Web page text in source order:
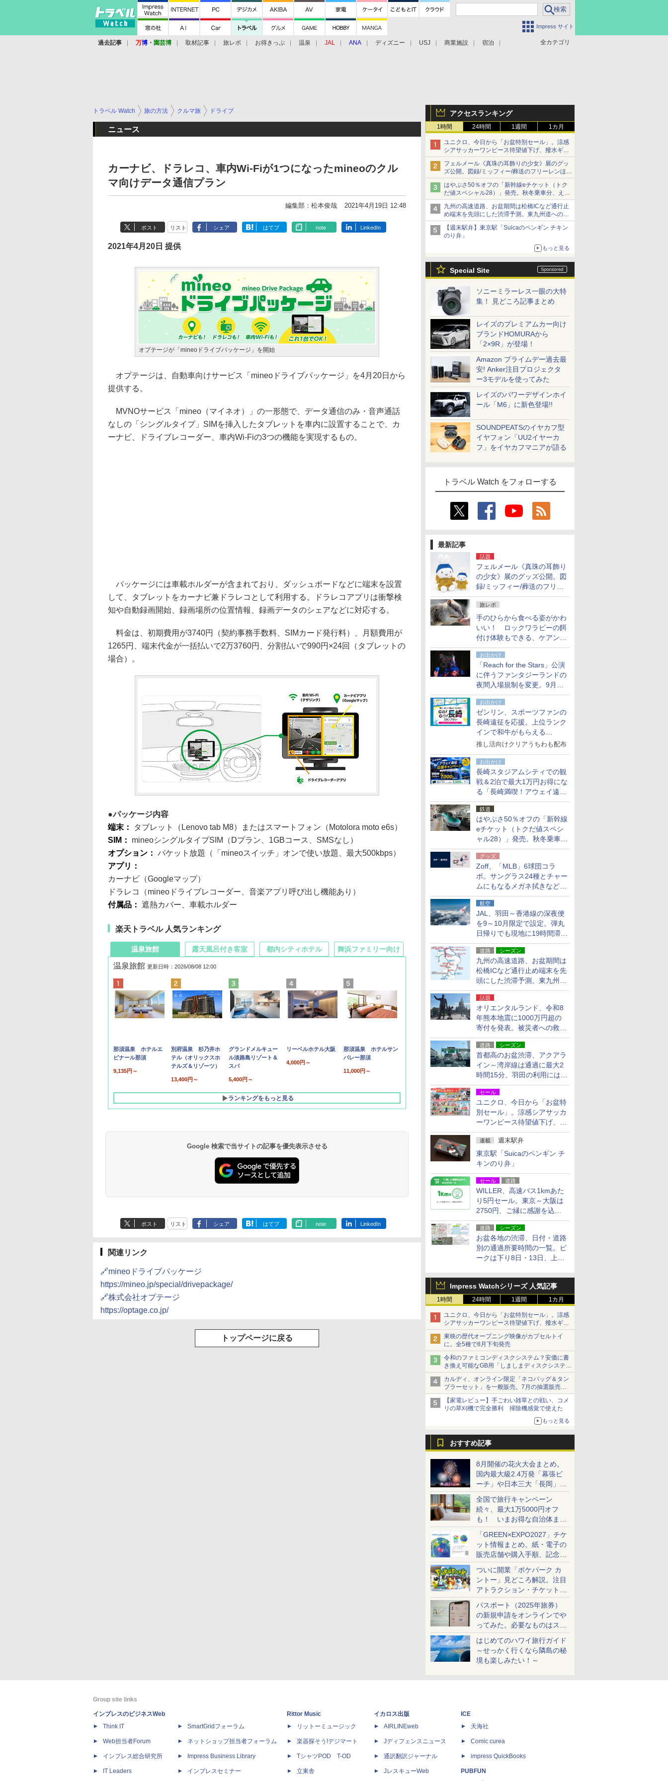
Impress サイト
全カテゴリ
過去記事 万博 ・ 園芸博 取材記事 旅レポ お得きっぷ 温泉 JAL ANA ディズニー USJ 商業施設 宿泊
アクセスランキング
1時間 24時間 1週間 1カ月
ユニクロ、今日から「お盆特別セール」。涼感
シアサッカーワンピース待望値下げ、撥水ギア
ショーツは1990円に
フェルメール《真珠の耳飾りの少女》展のグッ
ズ公開。図録/ミッフィー/葬送のフリーレンほ
か、注目ブランドコラボが実現
はやぶさ50％オフの「新幹線eチケット（トク
だ値スペシャル28）」発売。秋冬乗車分、えき
ねっと限定
九州の高速道路、お盆期間は松橋ICなど通行止
め端末を先頭にした渋滞予測。東九州道への迂
回は料金調整を実施
【週末駅弁】東京駅「Suicaのペンギン チキン
のり弁」
もっと見る
Special Site
ソニーミラーレス一眼の大特
集！ 見どころ記事まとめ
レイズのプレミアムカー向け
ブランドHOMURAから
「2×9R」が登場！
Amazon プライムデー過去最
安! Anker注目プロジェクタ
ー3モデルを使ってみた
レイズのパワーデザインホイ
ール「M6」に新色登場!!
SOUNDPEATSのイヤカフ型
イヤフォン「UU2イヤーカ
フ」をイヤカフマニアが語る
トラベル Watch をフォローする
最新記事
話題
フェルメール《真珠の耳飾り
の少女》展のグッズ公開。図
録/ミッフィー/葬送のフリー
レンほか、注目ブランドコラ
ボが実現
旅レポ
手のひらから食べる姿がかわ
いい！ ロックワラビーの餌
付け体験もできる、ケアンズ
でアサートン高原の日本語ガ
イド付きツアーに参加してみ
た
お出かけ
「Reach for the Stars」公演
に伴うファンタジーランドの
夜間入場規制を変更。9月か
ら18時50分～20時ごろに
お出かけ
ゼンリン、スポーツファンの
長崎遠征を応援。上位ランク
インで和牛がもらえる
「GO！GO！長崎スタンプラ
推し活向けクリアうちわも配布
お出かけ
長崎スタジアムシティでの観
戦＆2泊で最大1万円お得にな
る「長崎満喫！アウェイ遠征
応援キャンペーン」
鉄道
はやぶさ50％オフの「新幹線
eチケット（トクだ値スペシ
ャル28）」発売。秋冬乗車
分、えきねっと限定
グッズ
Zoff、「MLB」6球団コラ
ボ。サングラス24種とチャー
ムにもなるメガネ拭きなど雑
貨24種
航空
JAL、羽田～香港線の深夜便
を9～10月限定で設定。弾丸
日帰りでも現地に19時間滞在
できる
道路 シーズン
九州の高速道路、お盆期間は
松橋ICなど通行止め端末を先
頭にした渋滞予測。東九州道
への迂回は料金調整を実施
話題
オリエンタルランド、令和8
年熊本地震に1000万円超の
寄付を発表。被災者への救援
活動・復旧支援
道路 シーズン
首都高のお盆渋滞、アクアラ
イン～湾岸線は通過に最大2
時間15分。羽田の利用には
「空港西出口」の利用検討を
セール
ユニクロ、今日から「お盆特
別セール」。涼感シアサッカ
ーワンピース待望値下げ、撥
水ギアショーツは1990円に
連載 週末駅弁
東京駅「Suicaのペンギン チ
キンのり弁」
セール 道路
WILLER、高速バス1kmあた
り5円セール。東京～大阪は
2750円、ご縁に感謝を込め
た20周年記念キャンペーン
道路 シーズン
お盆各地の渋滞、日付・道路
別の通過所要時間の一覧。ピ
ークは下り8日・13日、上り
Impress Watchシリーズ 人気記事
1時間 24時間 1週間 1カ月
ユニクロ、今日から「お盆特別セール」。涼感
シアサッカーワンピース待望値下げ、撥水ギア
ショーツは1990円に
東映の歴代オープニング映像がカプセルトイ
に。全5種で8月下旬発売
令和のファミコンディスクシステム？安価に書
き換え可能なGB用「しましまディスクシステ
ム」
カルディ、オンライン限定「ネコバッグ＆タン
ブラーセット」を一般販売。7月の抽選販売の
当選無効分
【家電レビュー】手ごわい雑草との戦い、コメ
リの草刈機で完全勝利 掃除機感覚で使えた
もっと見る
おすすめ記事
8月開催の花火大会まとめ。
国内最大級2.4万発「幕張ビ
ーチ」や日本三大「長岡」な
ど大型イベント目白押し！
全国で旅行キャンペーン
続々、最大1万5000円オフ
も！ いまお得な自治体まと
め
「GREEN×EXPO2027」チケ
ット情報まとめ。紙・電子の
販売店舗や購入手順、記念チ
ケットも解説
ついに開業「ポケパーク カ
ントー」見どころ解説。注目
アトラクション・チケット手
配・来場前に必要な準備は？
パスポート（2025年旅券）
の新規申請をオンラインでや
ってみた。必要なものはスマ
ホとマイナカードのみ
はじめてのハワイ旅行ガイド
～せっかく行くなら隣島の秘
境も楽しみたい！～
トラベル Watch 旅の方法 クルマ旅 ドライブ
ニュース
カーナビ、ドラレコ、車内Wi-Fiが1つになったmineoのクル
マ向けデータ通信プラン
編集部：松本俊哉 2021年4月19日 12:48
ポスト リスト シェア はてブ note LinkedIn
2021年4月20日 提供
オプテージが「mineoドライブパッケージ」を開始
オプテージは、自動車向けサービス「mineoドライブパッケージ」を4月20日から
提供する。
MVNOサービス「mineo（マイネオ）」の一形態で、データ通信のみ・音声通話
なしの「シングルタイプ」SIMを挿入したタブレットを車内に設置することで、カ
ーナビ、ドライブレコーダー、車内Wi-Fiの3つの機能を実現するもの。
パッケージには車載ホルダーが含まれており、ダッシュボードなどに端末を設置
して、タブレットをカーナビ兼ドラレコとして利用する。ドラレコアプリは衝撃検
知や自動録画開始、録画場所の位置情報、録画データのシェアなどに対応する。
料金は、初期費用が3740円（契約事務手数料、SIMカード発行料）、月額費用が
1265円、端末代金が一括払いで2万3760円、分割払いで990円×24回（タブレットの
場合）。
パッケージ内容
端末：
タブレット（Lenovo tab M8）またはスマートフォン（Motolora moto e6s）
SIM： mineoシングルタイプSIM（Dプラン、1GBコース、SMSなし）
オプション： パケット放題（「mineoスイッチ」オンで使い放題、最大500kbps）
アプリ：
カーナビ（Googleマップ）
ドラレコ（mineoドライブレコーダー、音楽アプリ呼び出し機能あり）
付属品： 遮熱カバー、車載ホルダー
楽天トラベル 人気ランキング
温泉旅館
温泉旅館 更新日時：2026/08/08 12:00
那須温泉 ホテルエ
ピナール那須
9,135円～
別府温泉 杉乃井ホ
テル（オリックスホ
テルズ＆リゾーツ）
13,400円～
グランドメルキュー
ル淡路島リゾート＆
スパ
5,400円～
リーベルホテル大阪
4,000円～
那須温泉 ホテルサン
バレー那須
11,000円～
ランキングをもっと見る
露天風呂付き客室
14,300円～
ブ 島原温泉ホテル
南風楼
10,450円～
最大級の庭園露天風
呂の宿 清風荘）
19,541円～
11,200円～
都内シティホテル
9,958円～ 5,450円～
ンド東京有明
6,070円～
舞浜ファミリー向け
6,800円～
イ・ホテル
7,950円～
（旧：東京ベイ舞浜
ホテル）
5,758円～
5,200円～ 4,290円～
Google 検索で当サイトの記事を優先表示させる
ポスト リスト シェア はてブ note LinkedIn
関連リンク
🔗mineoドライブパッケージ
https://mineo.jp/special/drivepackage/
🔗株式会社オプテージ
https://optage.co.jp/
トップページに戻る
Group site links
インプレスのビジネスWeb
Think IT
Web担当者Forum
インプレス総合研究所
IT Leaders
SmartGridフォーラム
ネットショップ担当者フォーラム
Impress Business Library
インプレスセミナー
Rittor Music
リットーミュージック
楽器探そう!デジマート
TシャツPOD T-OD
立東舎
イカロス出版
AIRLINEweb
Jディフェンスニュース
通訳翻訳ジャーナル
JレスキューWeb
ICE
天海社
Comic curea
impress QuickBooks
PUBFUN